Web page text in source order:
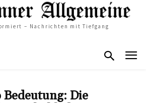
– Nachrichten mit Tiefgang
Bedeutung: Die